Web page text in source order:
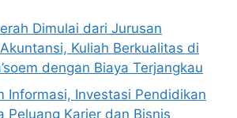
Dimulai dari Jurusan
Kuliah Berkualitas di
dengan Biaya Terjangkau
Informasi, Investasi Pendidikan
Peluang Karier dan Bisnis